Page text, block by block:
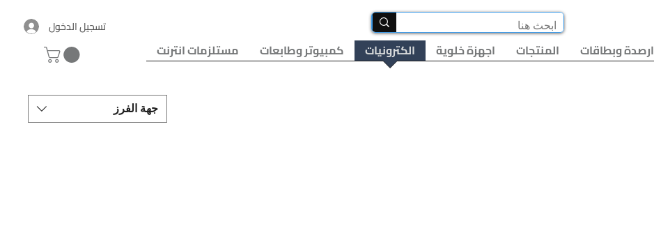
تسجيل الدخول
ارصدة وبطاقات المنتجات اجهزة خلوية الكترونيات كمبيوتر وطابعات مستلزمات انترنت
جهة الفرز